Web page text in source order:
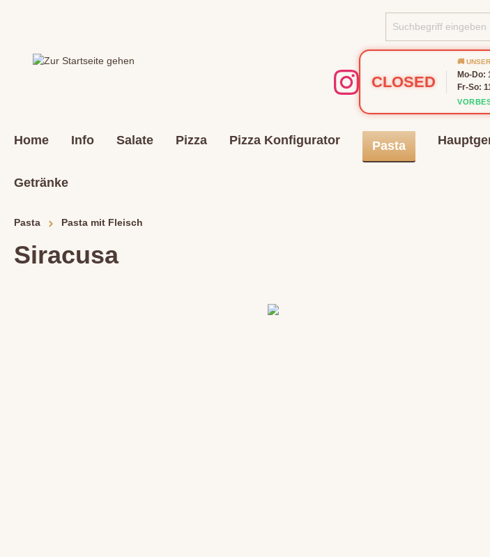
CLOSED
🚚
Mo-Do:
Fr-So:
Home Info Salate Pizza Pizza Konfigurator Pasta
Getränke
Pasta Pasta mit Fleisch
Siracusa